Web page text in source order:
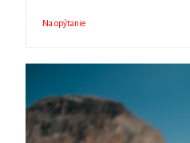
Na opýtanie